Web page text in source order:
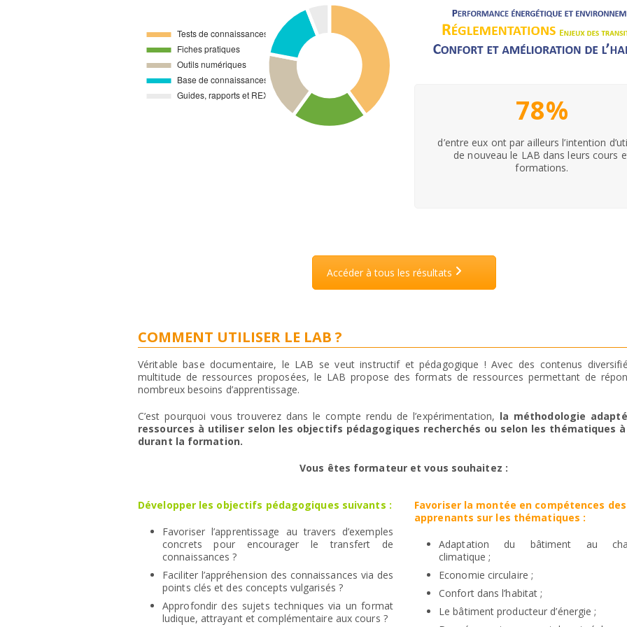
78%
d’entre eux ont par ailleurs l’intention
de nouveau le LAB dans leurs cours
formations.
Accéder à tous les résultats
COMMENT UTILISER LE LAB ?
Véritable base documentaire, le LAB se veut instructif et pédagogique ! Avec des contenus
multitude de ressources proposées, le LAB propose des formats de ressources permettant de
nombreux besoins d’apprentissage.
C’est pourquoi vous trouverez dans le compte rendu de l’expérimentation, la méthodologie
ressources à utiliser selon les objectifs pédagogiques recherchés ou selon les thématiques
durant la formation.
Vous êtes formateur et vous souhaitez :
Développer les objectifs pédagogiques suivants :
Favoriser l’apprentissage au travers d’exemples
concrets pour encourager le transfert de
connaissances ?
Faciliter l’appréhension des connaissances via des
points clés et des concepts vulgarisés ?
Approfondir des sujets techniques via un format
ludique, attrayant et complémentaire aux cours ?
Favoriser la montée en compétences des
apprenants sur les thématiques :
Adaptation du bâtiment au
climatique ;
Economie circulaire ;
Confort dans l’habitat ;
Le bâtiment producteur d’énergie ;